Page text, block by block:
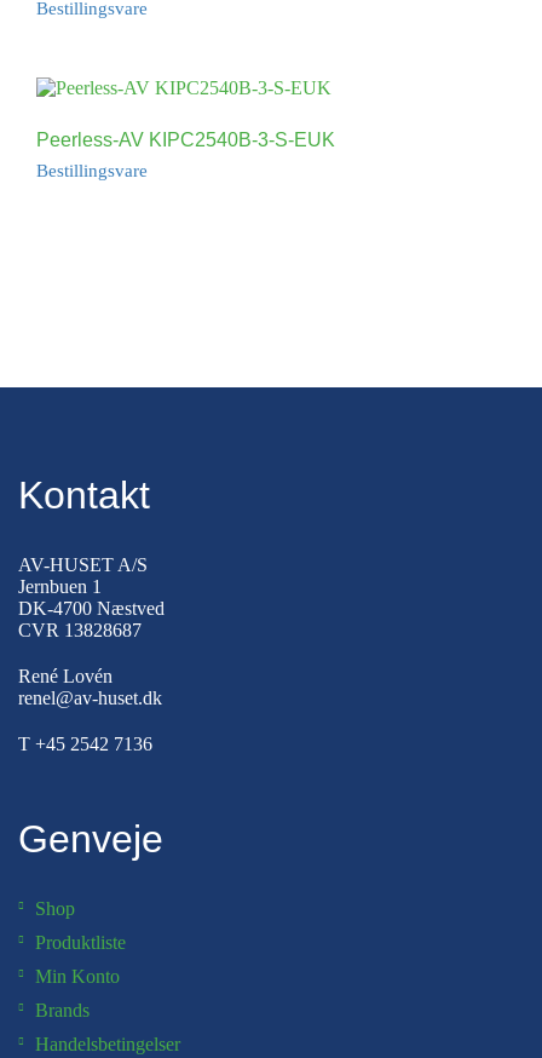
Bestillingsvare
Peerless-AV KIPC2540B-3-S-EUK
Bestillingsvare
Kontakt
AV-HUSET A/S
Jernbuen 1
DK-4700 Næstved
CVR 13828687
René Lovén
renel@av-huset.dk
T +45 2542 7136
Genveje
Shop
Produktliste
Min Konto
Brands
Handelsbetingelser